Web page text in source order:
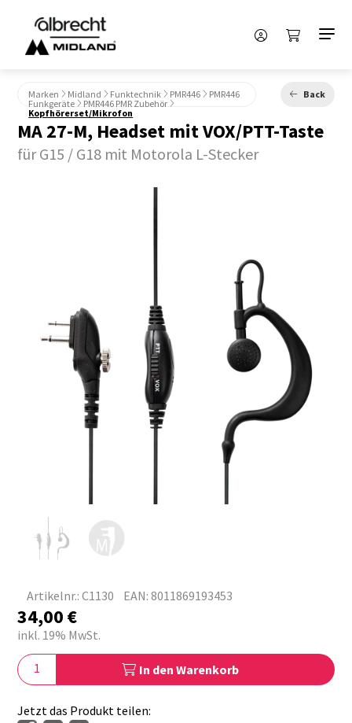
Marken Midland Funktechnik PMR446
PMR446
Funkgeräte
PMR446 PMR Zubehör
Kopfhörerset/Mikrofon
Back
MA 27-M, Headset mit VOX/PTT-Taste
für G15 / G18 mit Motorola L-Stecker
Artikelnr.: C1130 EAN: 8011869193453
34,00€
inkl. 19% MwSt.
In den Warenkorb
Jetzt das Produkt teilen: